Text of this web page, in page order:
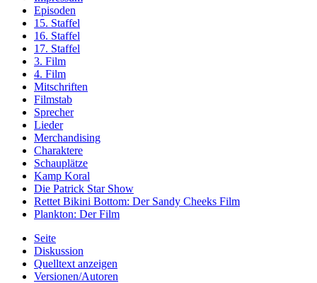
Episoden
15. Staffel
16. Staffel
17. Staffel
3. Film
4. Film
Mitschriften
Filmstab
Sprecher
Lieder
Merchandising
Charaktere
Schauplätze
Kamp Koral
Die Patrick Star Show
Rettet Bikini Bottom: Der Sandy Cheeks Film
Plankton: Der Film
Seite
Diskussion
Quelltext anzeigen
Versionen/Autoren